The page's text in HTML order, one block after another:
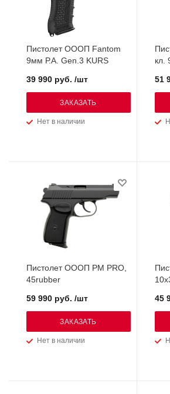
Пистолет ОООП Fantom
9мм Р.А. Gen.3 KURS
Нет в наличии
39 990 руб. /шт
ЗАКАЗАТЬ
кл.
51
Пистолет ОООП PM PRO,
45rubber
Нет в наличии
59 990 руб. /шт
ЗАКАЗАТЬ
45